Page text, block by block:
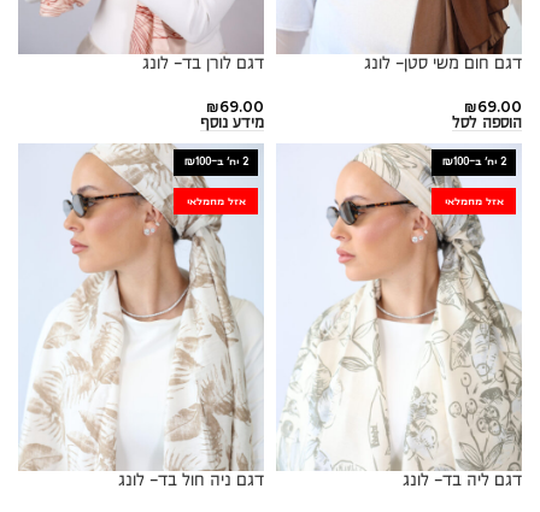
דגם חום משי סטן- לונג
₪69.00
הוספה לסל
דגם לורן בד- לונג
₪69.00
מידע נוסף
2 יח׳ ב-₪100
אזל מהמלאי
דגם ליה בד- לונג
2 יח׳ ב-₪100
אזל מהמלאי
דגם ניה חול בד- לונג